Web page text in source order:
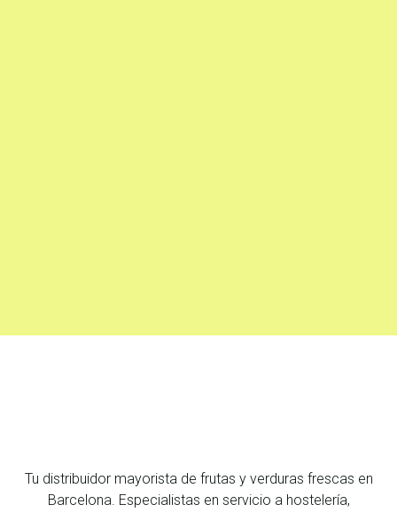
Tu distribuidor mayorista de frutas y verduras frescas en
Barcelona. Especialistas en servicio a hostelería,